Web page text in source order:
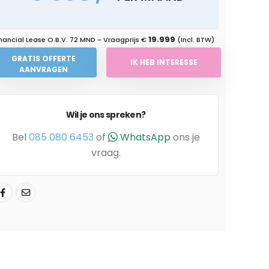
Lease O.B.V. 72 MND - Vraagprijs €19.999 (Incl. BTW)
GRATIS OFFERTE
AANVRAGEN
IK HEB INTERESSE
Wil je ons spreken?
Bel 085 080 6453 of WhatsAppons je
vraag.